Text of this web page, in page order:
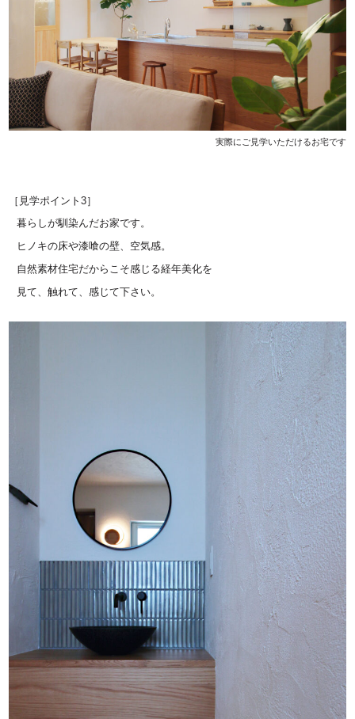
実際にご見学いただけるお宅です
［見学ポイント3］
暮らしが馴染んだお家です。
ヒノキの床や漆喰の壁、空気感。
自然素材住宅だからこそ感じる経年美化を
見て、触れて、感じて下さい。